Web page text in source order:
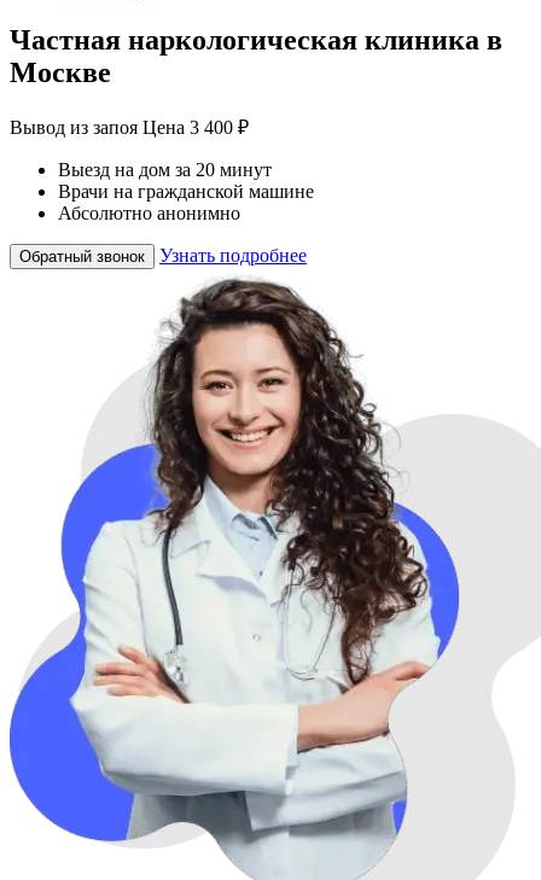
Частная наркологическая клиника в
Москве
Вывод из запоя Цена 3 400 ₽
Выезд на дом за 20 минут
Врачи на гражданской машине
Абсолютно анонимно
Обратный звонок Узнать подробнее